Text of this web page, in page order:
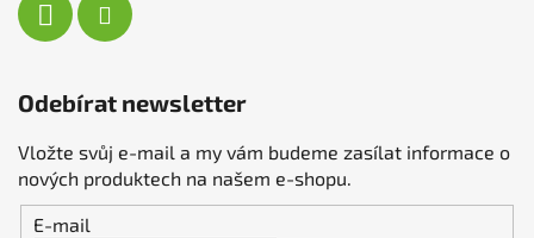
Odebírat newsletter
Vložte svůj e-mail a my vám budeme zasílat informace o
nových produktech na našem e-shopu.
E-mail